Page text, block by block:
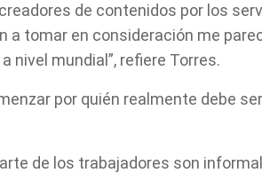
de contenidos por los
a tomar en consideración me
nivel mundial”, refiere Torres.
por quién realmente debe
de los trabajadores son